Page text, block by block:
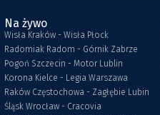
Na żywo
Wisła Kraków - Wisła Płock
Radomiak Radom - Górnik Zabrze
Pogoń Szczecin - Motor Lublin
Korona Kielce - Legia Warszawa
Raków Częstochowa - Zagłębie Lubin
Śląsk Wrocław - Cracovia